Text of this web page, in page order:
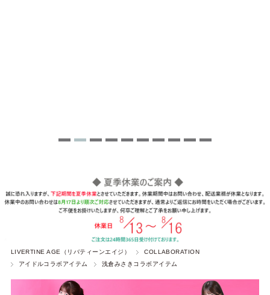
LIVERTINE AGE（リバティーンエイジ）
COLLABORATION
アイドルコラボアイテム
浅倉みさきコラボアイテム